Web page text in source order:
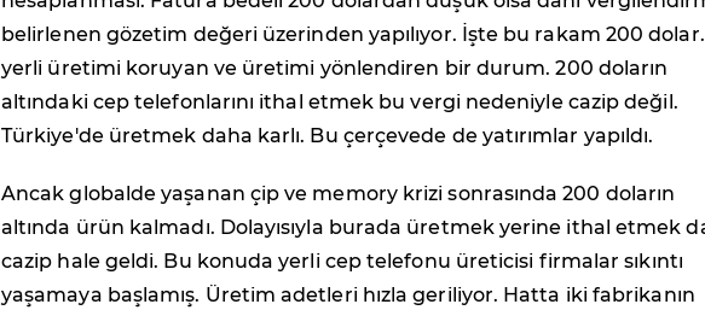
belirlenen gözetim değeri üzerinden yapılıyor. İşte bu rakam 200
yerli üretimi koruyan ve üretimi yönlendiren bir durum. 200 doların
altındaki cep telefonlarını ithal etmek bu vergi nedeniyle cazip değil.
Türkiye'de üretmek daha karlı. Bu çerçevede de yatırımlar yapıldı.
Ancak globalde yaşanan çip ve memory krizi sonrasında 200 doların
altında ürün kalmadı. Dolayısıyla burada üretmek yerine ithal etmek
cazip hale geldi. Bu konuda yerli cep telefonu üreticisi firmalar sıkıntı
yaşamaya başlamış. Üretim adetleri hızla geriliyor. Hatta iki fabrikanın